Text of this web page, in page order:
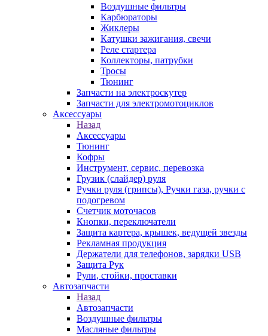
Воздушные фильтры
Карбюраторы
Жиклеры
Катушки зажигания, свечи
Реле стартера
Коллекторы, патрубки
Тросы
Тюнинг
Запчасти на электроскутер
Запчасти для электромотоциклов
Аксессуары
Назад
Аксессуары
Тюнинг
Кофры
Инструмент, сервис, перевозка
Грузик (слайдер) руля
Ручки руля (грипсы), Ручки газа, ручки с
подогревом
Счетчик моточасов
Кнопки, переключатели
Защита картера, крышек, ведущей звезды
Рекламная продукция
Держатели для телефонов, зарядки USB
Защита Рук
Рули, стойки, проставки
Автозапчасти
Назад
Автозапчасти
Воздушные фильтры
Масляные фильтры